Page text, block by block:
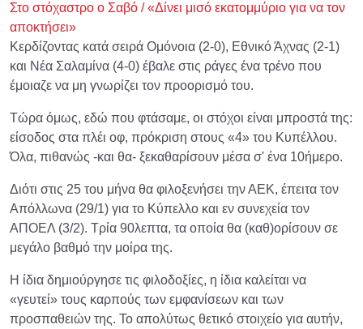
Στο στόχαστρο ο Σαβό / «Δίνει μισό εκατομμύριο για να τον
αποκτήσει»
Κερδίζοντας κατά σειρά Ομόνοια (2-0), Εθνικό Άχνας (2-1)
και Νέα Σαλαμίνα (4-0) έβαλε στις ράγες ένα τρένο που
έμοιαζε να μη γνωρίζει τον προορισμό του.
Τώρα όμως, εδώ που φτάσαμε, οι στόχοι είναι μπροστά της:
είσοδος στα πλέι οφ, πρόκριση στους «4» του Κυπέλλου.
Όλα, πιθανώς -και θα- ξεκαθαρίσουν μέσα σ' ένα 10ήμερο.
Διότι στις 25 του μήνα θα φιλοξενήσει την ΑΕΚ, έπειτα τον
Απόλλωνα (29/1) για το Κύπελλο και εν συνεχεία τον
ΑΠΟΕΛ (3/2). Τρία 90λεπτα, τα οποία θα (καθ)ορίσουν σε
μεγάλο βαθμό την μοίρα της.
Η ίδια δημιούργησε τις φιλοδοξίες, η ίδια καλείται να
«γευτεί» τους καρπούς των εμφανίσεων και των
προσπαθειών της. Το απολύτως θετικό στοιχείο για αυτήν,